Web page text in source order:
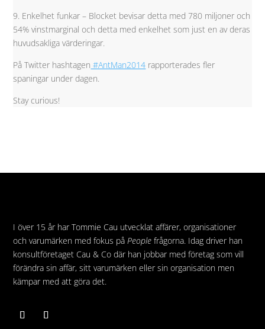
9. Enkelhet funkar – Blocket bevisar detta med 780 miljoner och
54% vinstmarginal och detta med enkelhet som just en av deras
huvudsakliga värderingar.
På Twitter hashtagen #AntMan2014 rapporterades fler
spaningar under dagen.
Stay curious!
I över 15 år har Tommie Cau utvecklat affärer, organisationer
och varumärken med fokus påPeople frågorna. Idag driver han
konsultföretaget Cau & Co där han jobbar med företag som vill
förändra sin affär, sitt varumärken eller sin organisation men
kämpar med att göra det.